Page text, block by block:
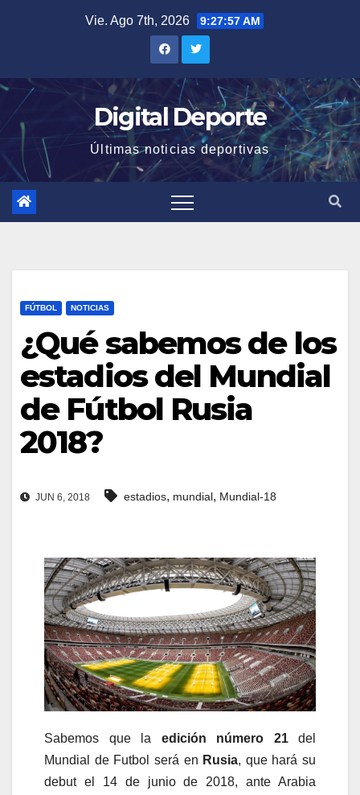
Vie. Ago 7th, 2026 9:27:58 AM
Digital Deporte
Últimas noticias deportivas
FÚTBOL NOTICIAS
¿Qué sabemos de los
estadios del Mundial
de Fútbol Rusia
2018?
JUN 6, 2018 estadios, mundial, Mundial-18
Sabemos que la edición número 21del
Mundial de Futbol será en Rusia, que hará su
debut el 14 de junio de 2018, ante Arabia